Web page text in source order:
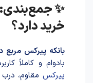
✨ جمع‌بندی:
خرید دارد؟
بانکه پیرکس مربع درب
بادوام و کاملاً
پیرکسمقاوم، درب